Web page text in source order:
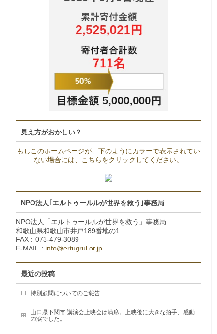
見え方がおかしい？
もしこのホームページが、下のようにカラーで表示されてい
ない場合には、こちらをクリックしてください。
NPO法人｢エルトゥールルが世界を救う｣事務局
NPO法人「エルトゥールルが世界を救う」事務局
和歌山県和歌山市井戸189番地の1
FAX：073-479-3089
E-MAIL： info@ertugrul.or.jp
最近の投稿
特別顧問についてのご報告
山口県下関市 講演会上映会は満席。上映後に大きな拍手、感動
の涙でした。